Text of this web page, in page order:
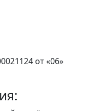
от «06»